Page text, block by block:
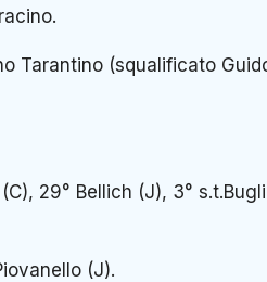
Tarantino (squalificato
29° Bellich (J), 3°
(J).